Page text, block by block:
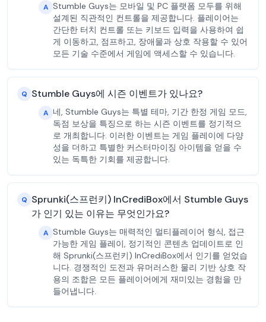
A Stumble Guys는 모바일 및 PC 플랫폼 모두를 위해
설계된 직관적인 컨트롤을 제공합니다. 플레이어는
간단한 터치 컨트롤 또는 키보드 입력을 사용하여 쉽
게 이동하고, 점프하고, 장애물과 상호 작용할 수 있어
모든 기술 수준에서 게임에 액세스할 수 있습니다.
Q Stumble Guys에 시즌 이벤트가 있나요?
A 네, Stumble Guys는 특별 테마, 기간 한정 게임 모드,
독점 보상을 특징으로 하는 시즌 이벤트를 정기적으
로 개최합니다. 이러한 이벤트는 게임 플레이에 다양
성을 더하고 특별한 커스터마이징 아이템을 얻을 수
있는 독특한 기회를 제공합니다.
Q Sprunki(스프런키) InCrediBox에서 Stumble Guys
가 인기 있는 이유는 무엇인가요?
A Stumble Guys는 매력적인 멀티플레이어 형식, 접근
가능한 게임 플레이, 정기적인 콘텐츠 업데이트로 인
해 Sprunki(스프런키) InCrediBox에서 인기를 얻었습
니다. 경쟁적인 도전과 유머러스한 물리 기반 상호 작
용의 조합은 모든 플레이어에게 재미있는 경험을 만
들어냅니다.